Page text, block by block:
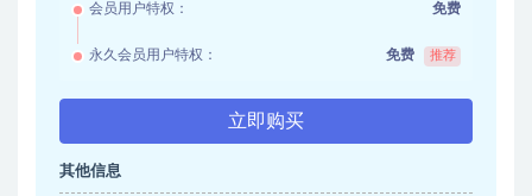
会员用户特权： 免费
永久会员用户特权： 免费 推荐
立即购买
其他信息